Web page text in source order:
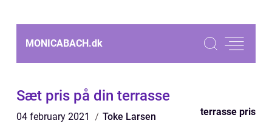
MONICABACH.dk
Sæt pris på din terrasse
04 february 2021 Toke Larsen terrasse pris